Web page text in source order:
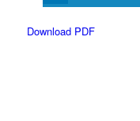
Download PDF